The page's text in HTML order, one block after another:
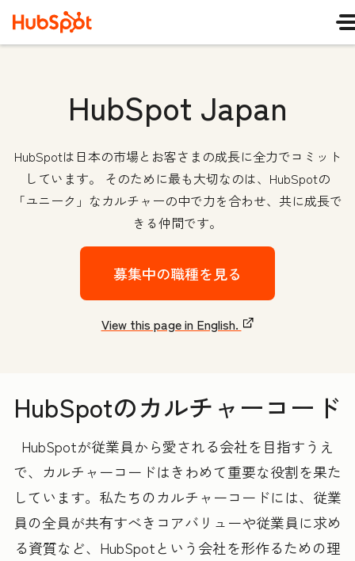
HubSpot Japan
HubSpotは日本の市場とお客さまの成長に全力でコミット
しています。 そのために最も大切なのは、HubSpotの
「ユニーク」なカルチャーの中で力を合わせ、共に成長で
きる仲間です。
募集中の職種を見る
View this page in English.
HubSpotのカルチャーコード
HubSpotが従業員から愛される会社を目指すうえ
で、カルチャーコードはきわめて重要な役割を果た
しています。私たちのカルチャーコードには、従業
員の全員が共有すべきコアバリューや従業員に求め
る資質など、HubSpotという会社を形作るための理